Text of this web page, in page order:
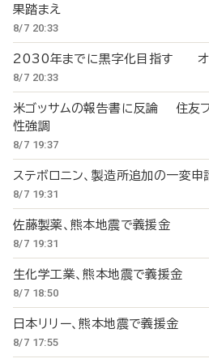
果踏まえ
8/7 20:33
2030年までに黒字化目指す オ
8/7 20:33
米ゴッサムの報告書に反論 住友フ
性強調
8/7 19:37
ステボロニン、製造所追加の一変
8/7 19:31
佐藤製薬、熊本地震で義援金
8/7 19:31
生化学工業、熊本地震で義援金
8/7 18:50
日本リリー、熊本地震で義援金
8/7 17:55